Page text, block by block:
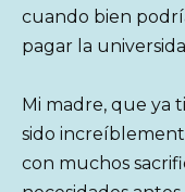
cuando bien
pagar la
Mi madre, que ya
sido
con muchos